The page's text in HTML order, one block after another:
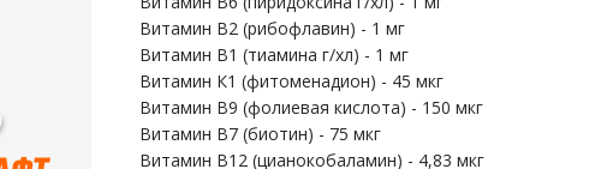
Витамин В2 (рибофлавин) - 1 мг
Витамин В1 (тиамина г/хл) - 1 мг
Витамин К1 (фитоменадион) - 45 мкг
Витамин В9 (фолиевая кислота) - 150 мкг
Витамин В7 (биотин) - 75 мкг
Витамин В12 (цианокобаламин) - 4,83 мкг